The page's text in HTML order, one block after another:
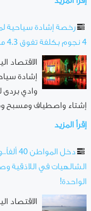
رخصة إشادة سياحية
4 نجوم بكلفة تفوق 4.3 مليارات
الاقتصاد
إشادة
وادي
إشتاء واصطياف ومسبح
إقرأ المزيد
دخل المواطن
الواحدة!
الاقتصاد